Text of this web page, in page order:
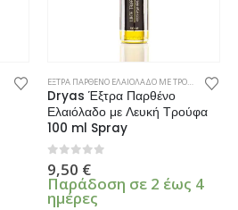
ΕΞΤΡΑ ΠΑΡΘΕΝΟ ΕΛΑΙΟΛΑΔΟ ΜΕ ΤΡΟΥΦΑ ,ΝΕΕΣ
Dryas Έξτρα Παρθένο
Ελαιόλαδο με Λευκή Τρούφα
100 ml Spray
0 από 5
9,50 €
Παράδοση σε 2 έως 4
ημέρες